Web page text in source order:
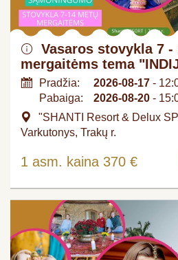
Vasaros stovykla 7 -
mergaitėms tema
Pradžia: 2026-08-17 -
Pabaiga:
2026-08-20 -
"SHANTI Resort & Delux
Varkutonys, Trakų r.
1 asm. kaina 370 €